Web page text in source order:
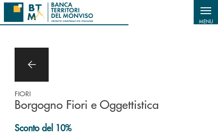
Salta al contenuto principale
MENU
FIORI
Borgogno Fiori e Oggettistica
Sconto del 10%